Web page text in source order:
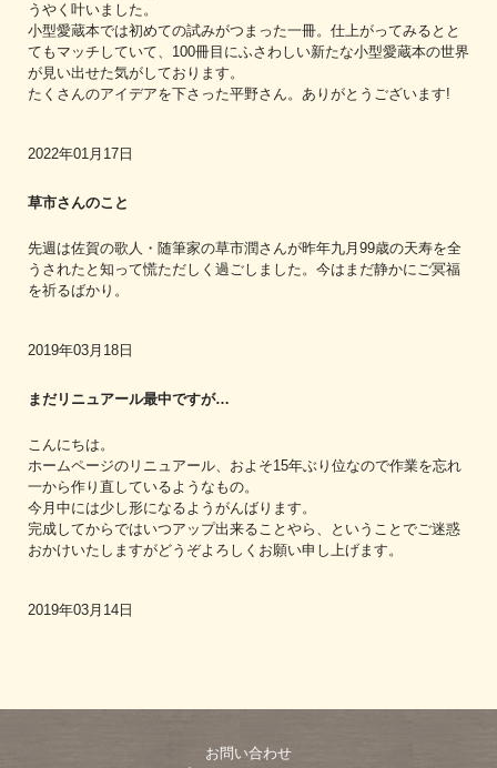
うやく叶いました。
小型愛蔵本では初めての試みがつまった一冊。仕上がってみるとと
てもマッチしていて、100冊目にふさわしい新たな小型愛蔵本の世界
が見い出せた気がしております。
たくさんのアイデアを下さった平野さん。ありがとうございます!
2022年01月17日
草市さんのこと
先週は佐賀の歌人・随筆家の草市潤さんが昨年九月99歳の天寿を全
うされたと知って慌ただしく過ごしました。今はまだ静かにご冥福
を祈るばかり。
2019年03月18日
まだリニュアール最中ですが…
こんにちは。
ホームページのリニュアール、およそ15年ぶり位なので作業を忘れ
一から作り直しているようなもの。
今月中には少し形になるようがんばります。
完成してからではいつアップ出来ることやら、ということでご迷惑
おかけいたしますがどうぞよろしくお願い申し上げます。
2019年03月14日
お問い合わせ